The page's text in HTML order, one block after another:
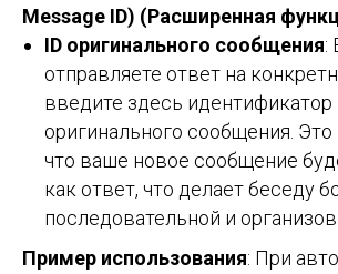
Message ID) (Расширенная
ID оригинального сообщения:
отправляете ответ на
введите здесь идентификатор
оригинального сообщения. Это
что ваше новое сообщение
как ответ, что делает беседу
последовательной и
Пример использования: При